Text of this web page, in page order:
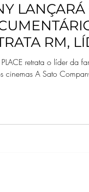
LANÇARÁ
RM,
CINEMA
banda
cinemas A Sato